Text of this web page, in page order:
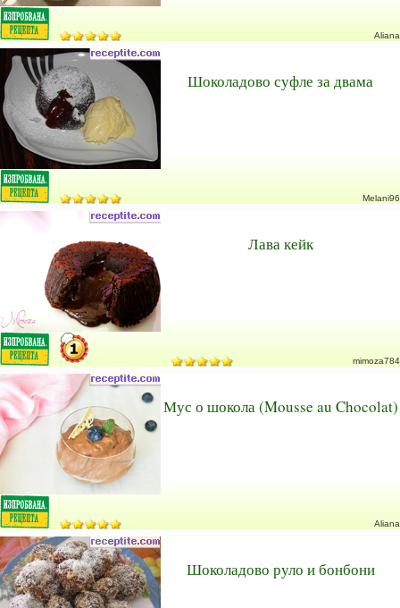
Aliana
Шоколадово суфле за двама
Melani96
Лава кейк
mimoza784
Мус о шокола (Mousse au Chocolat)
Aliana
Шоколадово руло и бонбони